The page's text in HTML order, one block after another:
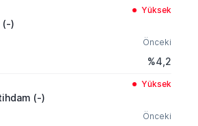
Yüksek
(-)
Önceki
%4,2
Yüksek
(-)
Önceki